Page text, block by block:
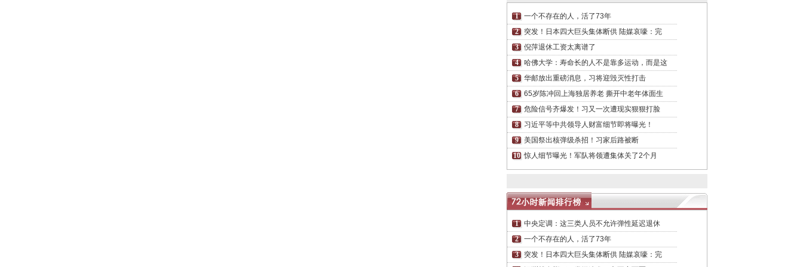
一个不存在的人，活了73年
突发！日本四大巨头集体断供 陆媒哀嚎：完
倪萍退休工资太离谱了
哈佛大学：寿命长的人不是靠多运动，而是这
华邮放出重磅消息，习将迎毁灭性打击
65岁陈冲回上海独居养老 撕开中老年体面生
危险信号齐爆发！习又一次遭现实狠狠打脸
习近平等中共领导人财富细节即将曝光！
美国祭出核弹级杀招！习家后路被断
惊人细节曝光！军队将领遭集体关了2个月
中央定调：这三类人员不允许弹性延迟退休
一个不存在的人，活了73年
突发！日本四大巨头集体断供 陆媒哀嚎：完